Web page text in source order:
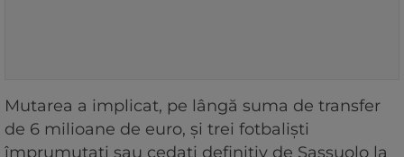
Mutarea a implicat, pe lângă suma de transfer
de 6 milioane de euro, și trei fotbaliști
împrumutați sau cedați definitiv de Sassuolo la